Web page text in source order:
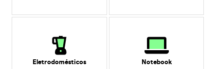
Eletrodomésticos Notebook